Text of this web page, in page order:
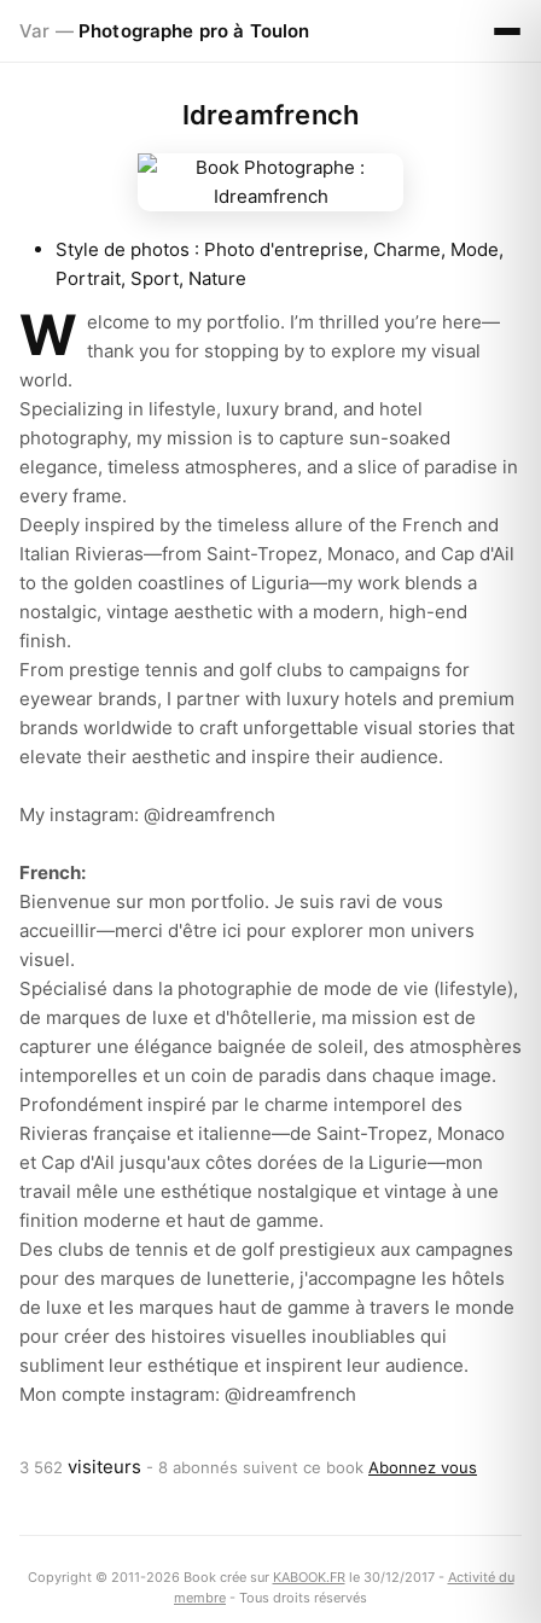
Var — Photographe pro à Toulon
Idreamfrench
Style de photos : Photo d'entreprise, Charme, Mode,
Portrait, Sport, Nature
W elcome to my portfolio. I’m thrilled you’re here—
thank you for stopping by to explore my visual
world.
Specializing in lifestyle, luxury brand, and hotel
photography, my mission is to capture sun-soaked
elegance, timeless atmospheres, and a slice of paradise in
every frame.
Deeply inspired by the timeless allure of the French and
Italian Rivieras—from Saint-Tropez, Monaco, and Cap d'Ail
to the golden coastlines of Liguria—my work blends a
nostalgic, vintage aesthetic with a modern, high-end
finish.
From prestige tennis and golf clubs to campaigns for
eyewear brands, I partner with luxury hotels and premium
brands worldwide to craft unforgettable visual stories that
elevate their aesthetic and inspire their audience.
My instagram: @idreamfrench
French:
Bienvenue sur mon portfolio. Je suis ravi de vous
accueillir—merci d'être ici pour explorer mon univers
visuel.
Spécialisé dans la photographie de mode de vie (lifestyle),
de marques de luxe et d'hôtellerie, ma mission est de
capturer une élégance baignée de soleil, des atmosphères
intemporelles et un coin de paradis dans chaque image.
Profondément inspiré par le charme intemporel des
Rivieras française et italienne—de Saint-Tropez, Monaco
et Cap d'Ail jusqu'aux côtes dorées de la Ligurie—mon
travail mêle une esthétique nostalgique et vintage à une
finition moderne et haut de gamme.
Des clubs de tennis et de golf prestigieux aux campagnes
pour des marques de lunetterie, j'accompagne les hôtels
de luxe et les marques haut de gamme à travers le monde
pour créer des histoires visuelles inoubliables qui
subliment leur esthétique et inspirent leur audience.
Mon compte instagram: @idreamfrench
3 562 visiteurs - 8 abonnés suivent ce book Abonnez vous
Copyright © 2011-2026 Book crée sur KABOOK.FRle 30/12/2017 - Activité du
membre - Tous droits réservés